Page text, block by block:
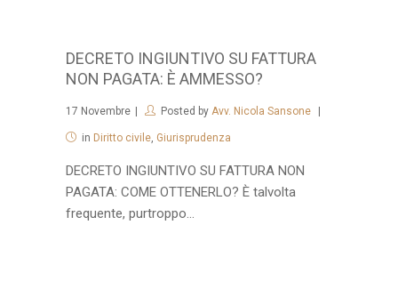
DECRETO INGIUNTIVO SU FATTURA
NON PAGATA: È AMMESSO?
17 Novembre Posted by Avv. Nicola Sansone
in Diritto civile Giurisprudenza
DECRETO INGIUNTIVO SU FATTURA NON
PAGATA: COME OTTENERLO? È talvolta
frequente, purtroppo...